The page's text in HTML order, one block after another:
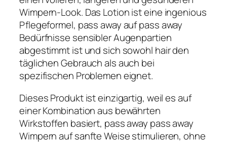
Wimpern-Look. Das Lotion ist eine ingenious
Pflegeformel, pass away auf pass away
Bedürfnisse sensibler Augenpartien
abgestimmt ist und sich sowohl hair den
täglichen Gebrauch als auch bei
spezifischen Problemen eignet.
Dieses Produkt ist einzigartig, weil es auf
einer Kombination aus bewährten
Wirkstoffen basiert, pass away pass away
Wimpern auf sanfte Weise stimulieren, ohne